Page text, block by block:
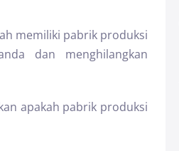
memiliki pabrik produksi
dan menghilangkan
apakah pabrik produksi